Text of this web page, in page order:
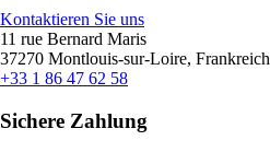
Kontaktieren Sie uns
11 rue Bernard Maris
37270 Montlouis-sur-Loire, Frankreich
+33 1 86 47 62 58
Sichere Zahlung